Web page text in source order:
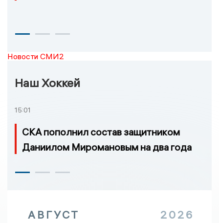
Новости СМИ2
Наш Хоккей
15:01
СКА пополнил состав защитником
Даниилом Миромановым на два года
АВГУСТ 2026